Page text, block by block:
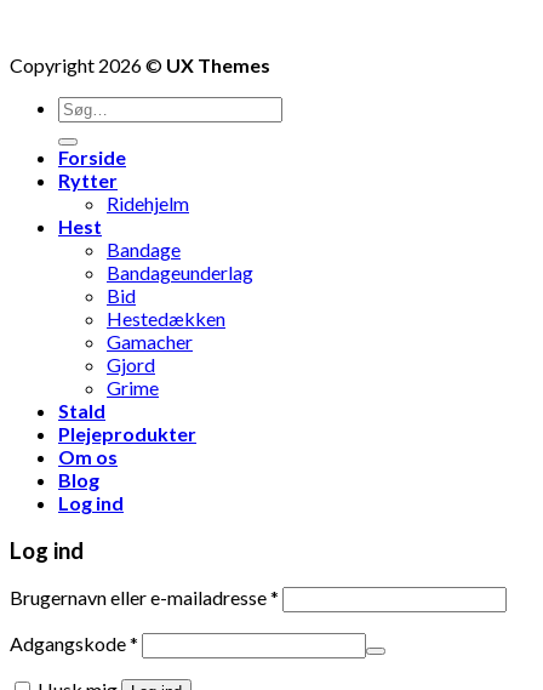
Copyright 2026 © UX Themes
Søg
efter:
Forside
Rytter
Ridehjelm
Hest
Bandage
Bandageunderlag
Bid
Hestedækken
Gamacher
Gjord
Grime
Stald
Plejeprodukter
Om os
Blog
Log ind
Log ind
Brugernavn eller e-mailadresse*
Adgangskode*